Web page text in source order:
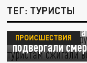
ТЕГ: ТУРИСТЫ
В лагере на
Русским
подвергали
ПРОИСШЕСТВИЯ